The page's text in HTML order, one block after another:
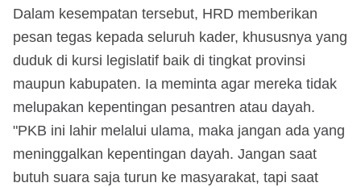
Dalam kesempatan tersebut, HRD memberikan
pesan tegas kepada seluruh kader, khususnya yang
duduk di kursi legislatif baik di tingkat provinsi
maupun kabupaten. Ia meminta agar mereka tidak
melupakan kepentingan pesantren atau dayah.
"PKB ini lahir melalui ulama, maka jangan ada yang
meninggalkan kepentingan dayah. Jangan saat
butuh suara saja turun ke masyarakat, tapi saat